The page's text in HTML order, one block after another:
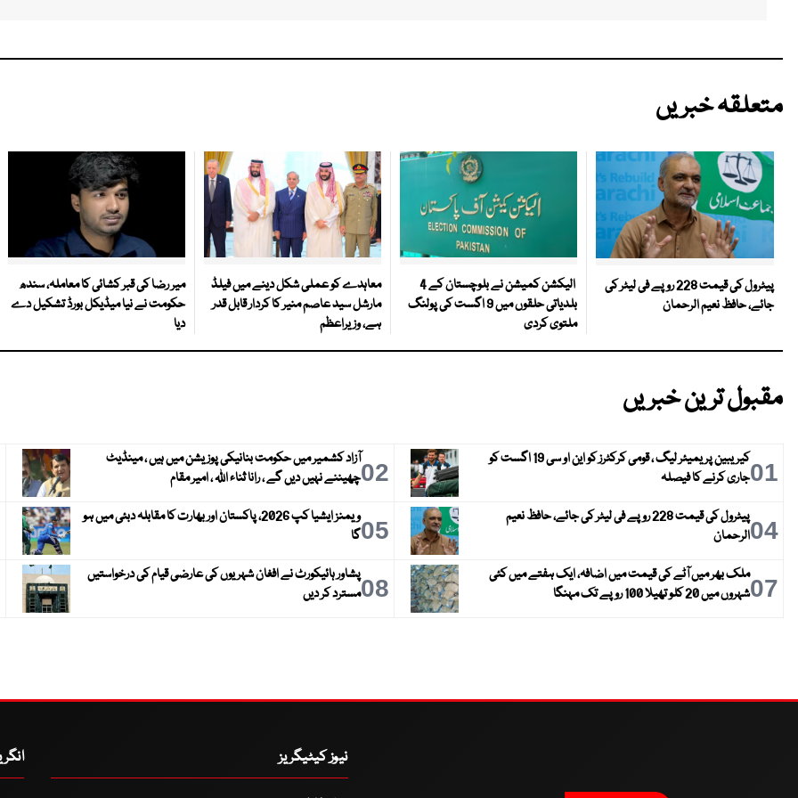
متعلقہ خبریں
پیٹرول کی قیمت 228 روپے فی لیٹر کی
جائے، حافظ نعیم الرحمان
الیکشن کمیشن نے بلوچستان کے 4
بلدیاتی حلقوں میں 9 اگست کی پولنگ
ملتوی کردی
معاہدے کو عملی شکل دینے میں فیلڈ
مارشل سید عاصم منیر کا کردار قابل قدر
ہے، وزیراعظم
میر رضا کی قبر کشائی کا معاملہ، سندھ
حکومت نے نیا میڈیکل بورڈ تشکیل دے
دیا
مقبول ترین خبریں
01
کیریبین پریمیئر لیگ ، قومی کرکٹرز کو این او سی 19 اگست کو
جاری کرنے کا فیصلہ
02آزاد کشمیر میں حکومت بنانیکی پوزیشن میں ہیں ، مینڈیٹ
چھیننے نہیں دیں گے ، رانا ثناء اللہ ، امیر مقام
04
پیٹرول کی قیمت 228 روپے فی لیٹر کی جائے، حافظ نعیم
الرحمان
05
ویمنز ایشیا کپ 2026، پاکستان اور بھارت کا مقابلہ دبئی میں ہو
گا
07ملک بھر میں آٹے کی قیمت میں اضافہ، ایک ہفتے میں کئی
شہروں میں 20 کلو تھیلا 100 روپے تک مہنگا
08پشاور ہائیکورٹ نے افغان شہریوں کی عارضی قیام کی درخواستیں
مسترد کر دیں
نیوز کیٹیگریز